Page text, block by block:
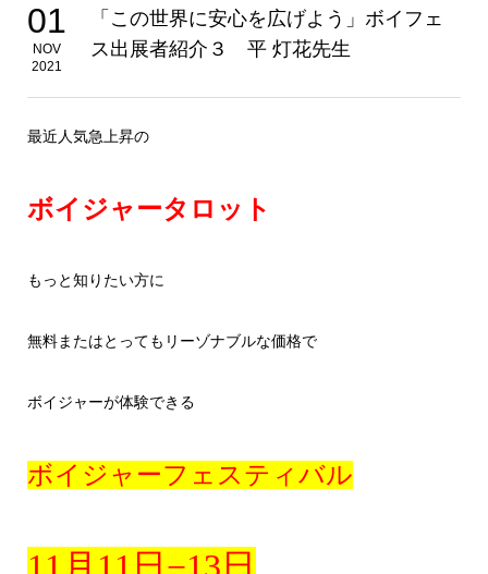
01
NOV
2021
「この世界に安心を広げよう」ボイフェ
ス出展者紹介３ 平 灯花先生
最近人気急上昇の
ボイジャータロット
もっと知りたい方に
無料またはとってもリーゾナブルな価格で
ボイジャーが体験できる
ボイジャーフェスティバル